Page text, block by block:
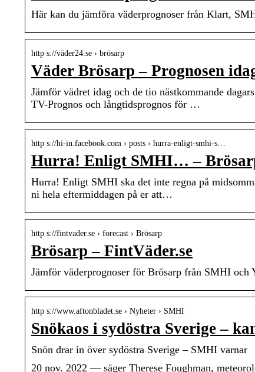
Här kan du jämföra väderprognoser från Klart,
http s://väder24.se › brösarp
Väder Brösarp – Prognosen
Jämför vädret idag och de tio nästkommande
TV-Prognos och långtidsprognos för …
http s://hi-in.facebook.com › posts › hurra-enligt-smhi-s…
Hurra! Enligt SMHI… –
Hurra! Enligt SMHI ska det inte regna på
ni hela eftermiddagen på er att…
http s://fintvader.se › forecast › Brösarp
Brösarp – FintVäder.se
Jämför väderprognoser för Brösarp från SMHI och
http s://www.aftonbladet.se › Nyheter › SMHI
Snökaos i sydöstra Sverige –
Snön drar in över sydöstra Sverige – SMHI varnar
20 nov. 2022 — säger Therese Foughman,